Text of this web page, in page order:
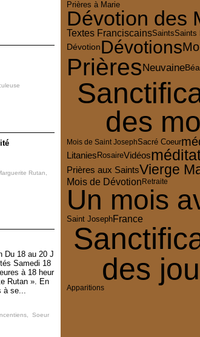
Rutan
Du 18 au 20 J
Samedi 18
à 18 heur
Rutan ». En
à se...
Soeur
Prières à Marie
Dévotion des
Textes FranciscainsSaintsSaints
DévotionDévotions
PrièresNeuvaine
des
Mois de Saint JosephSacré Coeur
LitaniesRosaireVidéos
Prières aux SaintsVierge
Mois de Dévotion Retraite
Un mois
Saint JosephFrance
des
Apparitions